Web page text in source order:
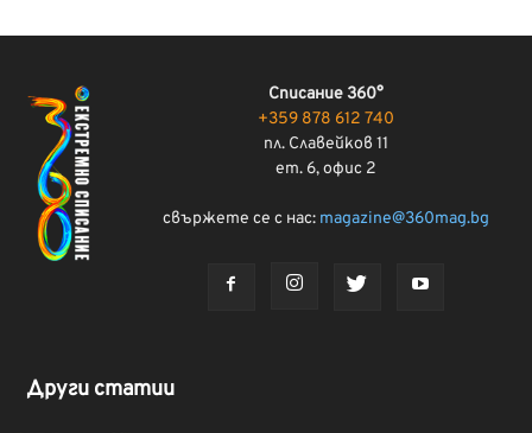
Списание 360°
+359 878 612 740
пл. Славейков 11
ет. 6, офис 2
свържете се с нас: magazine@360mag.bg
Други статии